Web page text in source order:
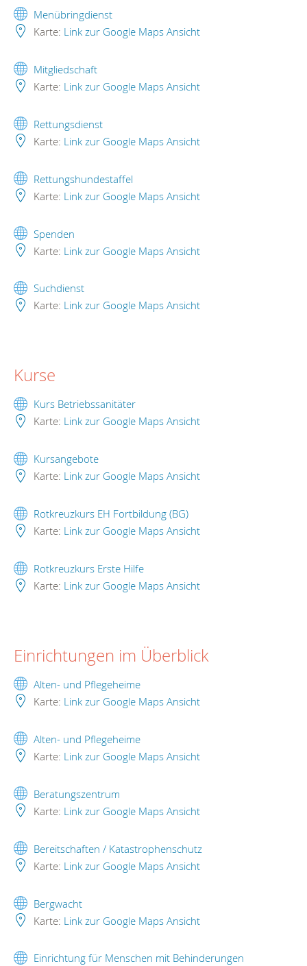
Menübringdienst
Karte: Link zur Google Maps Ansicht
Mitgliedschaft
Karte: Link zur Google Maps Ansicht
Rettungsdienst
Karte: Link zur Google Maps Ansicht
Rettungshundestaffel
Karte: Link zur Google Maps Ansicht
Spenden
Karte: Link zur Google Maps Ansicht
Suchdienst
Karte: Link zur Google Maps Ansicht
Kurse
Kurs Betriebssanitäter
Karte: Link zur Google Maps Ansicht
Kursangebote
Karte: Link zur Google Maps Ansicht
Rotkreuzkurs EH Fortbildung (BG)
Karte: Link zur Google Maps Ansicht
Rotkreuzkurs Erste Hilfe
Karte: Link zur Google Maps Ansicht
Einrichtungen im Überblick
Alten- und Pflegeheime
Karte: Link zur Google Maps Ansicht
Alten- und Pflegeheime
Karte: Link zur Google Maps Ansicht
Beratungszentrum
Karte: Link zur Google Maps Ansicht
Bereitschaften / Katastrophenschutz
Karte: Link zur Google Maps Ansicht
Bergwacht
Karte: Link zur Google Maps Ansicht
Einrichtung für Menschen mit Behinderungen